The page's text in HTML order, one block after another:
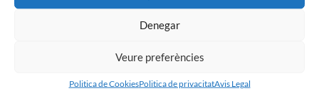
Denegar
Veure preferències
Politica de CookiesPolitica de privacitatAvis Legal